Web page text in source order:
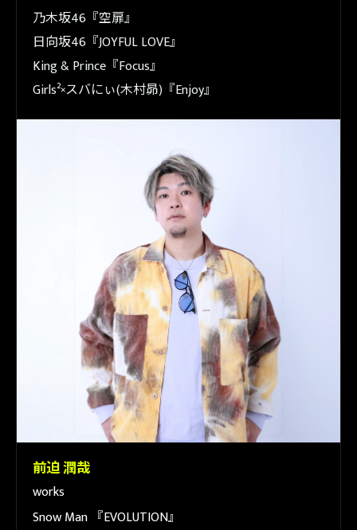
乃木坂46『空扉』
日向坂46『JOYFUL LOVE』
King & Prince『Focus』
Girls²×スバにぃ(木村昴)『Enjoy』
前迫 潤哉
works
Snow Man 『EVOLUTION』